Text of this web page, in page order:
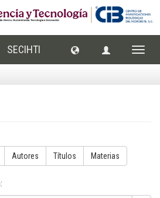
SECIHTI
Autores Títulos Materias